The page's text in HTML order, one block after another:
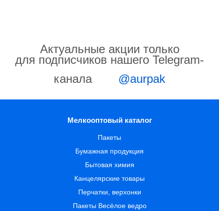
Актуальные акции только
для подписчиков нашего Telegram-
канала
@aurpak
Мелкооптовый каталог
Пакеты
Бумажная продукция
Бытовая химия
Канцелярские товары
Перчатки, верхонки
Пакеты Весёлое ведро